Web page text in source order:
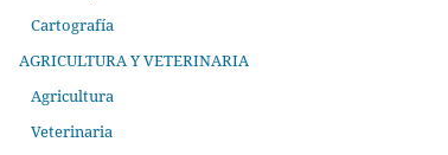
Cartografía
AGRICULTURA Y VETERINARIA
Agricultura
Veterinaria